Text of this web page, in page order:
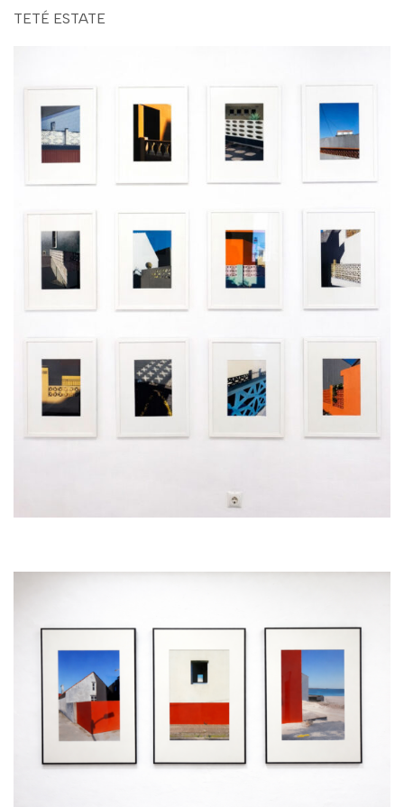
TETÉ ESTATE